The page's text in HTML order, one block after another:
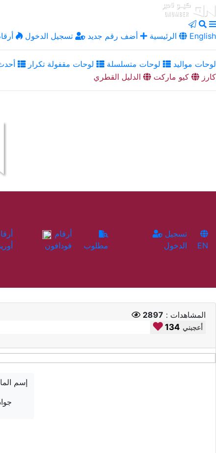
الرئيسية أضف رقم جديد تسجيل الدخول English
لوحات مواليد لوحات متسلسلة لوحات مقفولة تكرار
كارز
كيو ماركت الدليل القطري
فودافون
مطلوب
الدخول
EN
المشاهدات : 2897
134 أعجبني
إسم